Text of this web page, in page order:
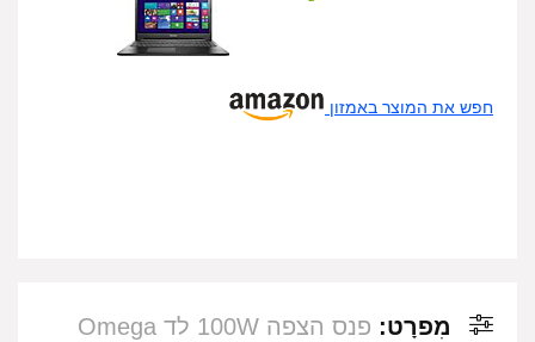
חפש את המוצר באמזון
מִפרָט:
פנס הצפה 100W לד Omega